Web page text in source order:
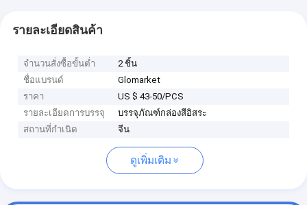
รายละเอียดสินค้า
จำนวนสั่งซื้อขั้นต่ำ
2 ชิ้น
ชื่อแบรนด์
Glomarket
ราคา
US $ 43-50/PCS
รายละเอียดการบรรจุ
บรรจุภัณฑ์กล่องสีอิสระ
สถานที่กำเนิด
จีน
ดูเพิ่มเติม